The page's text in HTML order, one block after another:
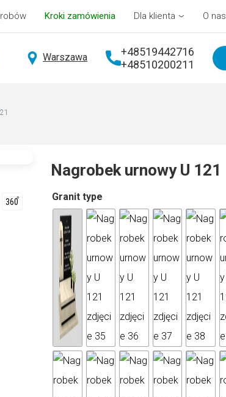
Kroki zamówienia Dla klienta O nas
Warszawa
+48519442716
+48510200211
Nagrobek urnowy U 121
Granit type
A
lt